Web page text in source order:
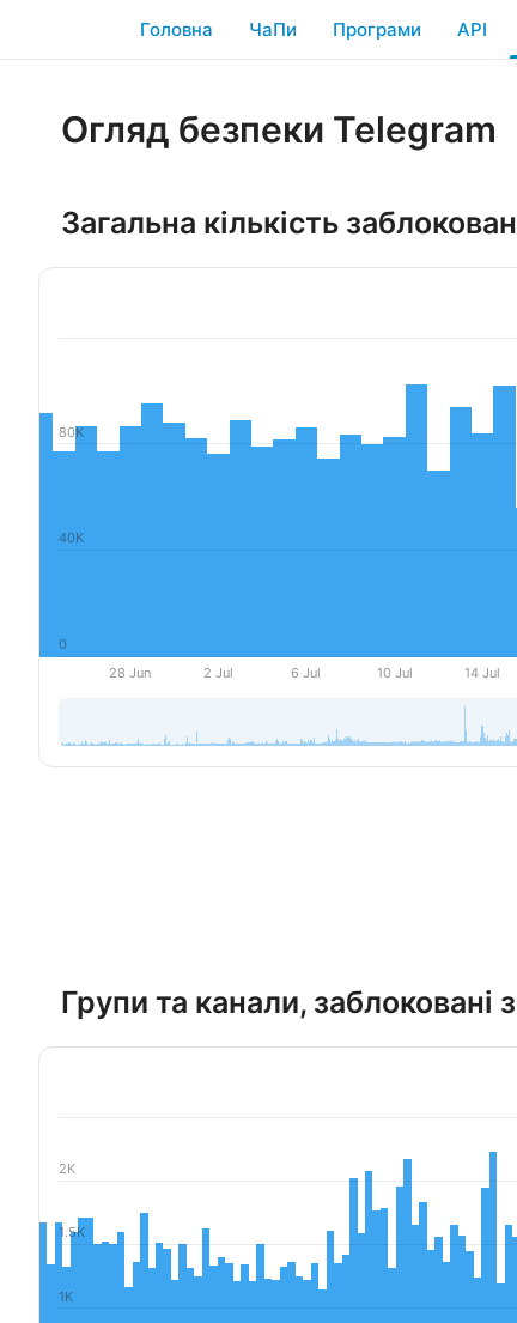
Головна ЧаПи Програми API
Огляд безпеки Telegram
Загальна кількість
Групи та канали, заблоковані